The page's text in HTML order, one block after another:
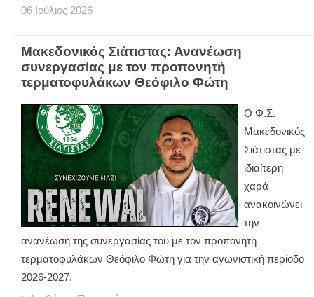
06 Ιούλιος 2026
Μακεδονικός Σιάτιστας: Ανανέωση
συνεργασίας με τον προπονητή
τερματοφυλάκων Θεόφιλο Φώτη
Ο Φ.Σ.
Μακεδονικός
Σιάτιστας με
ιδιαίτερη
χαρά
ανακοινώνει
την
ανανέωση της συνεργασίας του με τον προπονητή
τερματοφυλάκων Θεόφιλο Φώτη για την αγωνιστική περίοδο
2026-2027.